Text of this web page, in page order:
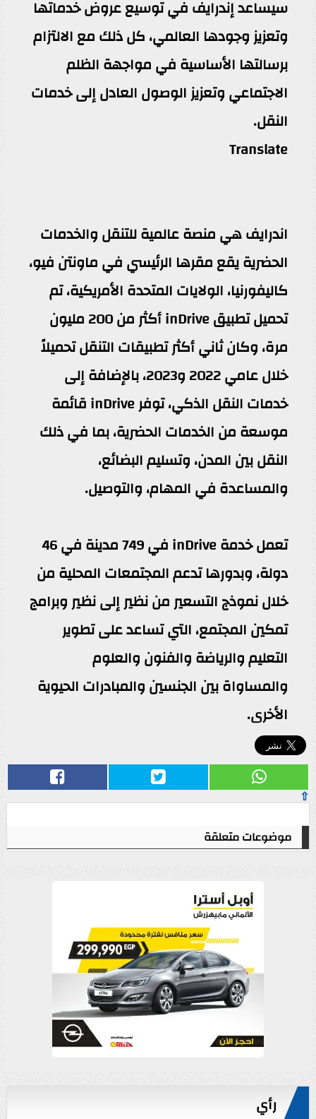
سيساعد إندرايف في توسيع عروض خدماتها
وتعزيز وجودها العالمي، كل ذلك مع الالتزام
برسالتها الأساسية في مواجهة الظلم
الاجتماعي وتعزيز الوصول العادل إلى خدمات
النقل.
Translate
اندرايف هي منصة عالمية للتنقل والخدمات
الحضرية يقع مقرها الرئيسي في ماونتن فيو،
كاليفورنيا، الولايات المتحدة الأمريكية، تم
تحميل تطبيق inDrive أكثر من 200 مليون
مرة، وكان ثاني أكثر تطبيقات التنقل تحميلاً
خلال عامي 2022 و2023، بالإضافة إلى
خدمات النقل الذكي، توفر inDrive قائمة
موسعة من الخدمات الحضرية، بما في ذلك
النقل بين المدن، وتسليم البضائع،
والمساعدة في المهام، والتوصيل.
تعمل خدمة inDrive في 749 مدينة في 46
دولة، وبدورها تدعم المجتمعات المحلية من
خلال نموذج التسعير من نظير إلى نظير وبرامج
تمكين المجتمع، التي تساعد على تطوير
التعليم والرياضة والفنون والعلوم
والمساواة بين الجنسين والمبادرات الحيوية
الأخرى.
⇧
موضوعات متعلقة
رأي